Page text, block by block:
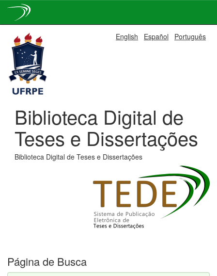
navigation
English Español Português
Biblioteca Digital de
Teses e Dissertações
Biblioteca Digital de Teses e Dissertações
Página de Busca